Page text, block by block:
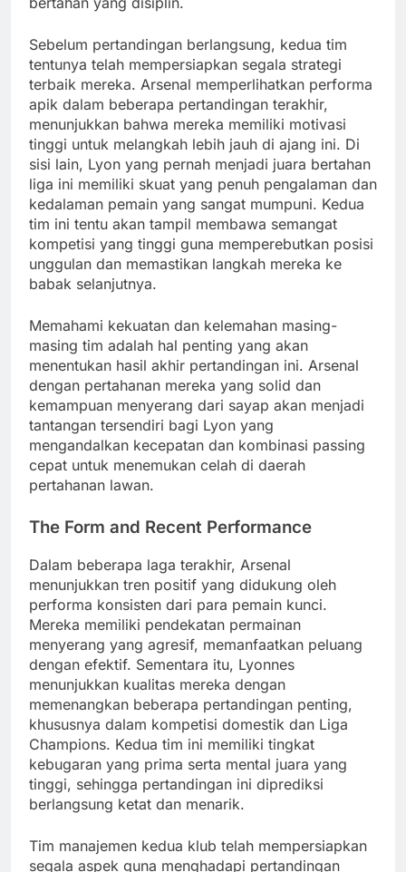
Sebelum pertandingan berlangsung, kedua tim
tentunya telah mempersiapkan segala strategi
terbaik mereka. Arsenal memperlihatkan performa
apik dalam beberapa pertandingan terakhir,
menunjukkan bahwa mereka memiliki motivasi
tinggi untuk melangkah lebih jauh di ajang ini. Di
sisi lain, Lyon yang pernah menjadi juara bertahan
liga ini memiliki skuat yang penuh pengalaman dan
kedalaman pemain yang sangat mumpuni. Kedua
tim ini tentu akan tampil membawa semangat
kompetisi yang tinggi guna memperebutkan posisi
unggulan dan memastikan langkah mereka ke
babak selanjutnya.
Memahami kekuatan dan kelemahan masing-
masing tim adalah hal penting yang akan
menentukan hasil akhir pertandingan ini. Arsenal
dengan pertahanan mereka yang solid dan
kemampuan menyerang dari sayap akan menjadi
tantangan tersendiri bagi Lyon yang
mengandalkan kecepatan dan kombinasi passing
cepat untuk menemukan celah di daerah
pertahanan lawan.
The Form and Recent Performance
Dalam beberapa laga terakhir, Arsenal
menunjukkan tren positif yang didukung oleh
performa konsisten dari para pemain kunci.
Mereka memiliki pendekatan permainan
menyerang yang agresif, memanfaatkan peluang
dengan efektif. Sementara itu, Lyonnes
menunjukkan kualitas mereka dengan
memenangkan beberapa pertandingan penting,
khususnya dalam kompetisi domestik dan Liga
Champions. Kedua tim ini memiliki tingkat
kebugaran yang prima serta mental juara yang
tinggi, sehingga pertandingan ini diprediksi
berlangsung ketat dan menarik.
Tim manajemen kedua klub telah mempersiapkan
segala aspek guna menghadapi pertandingan